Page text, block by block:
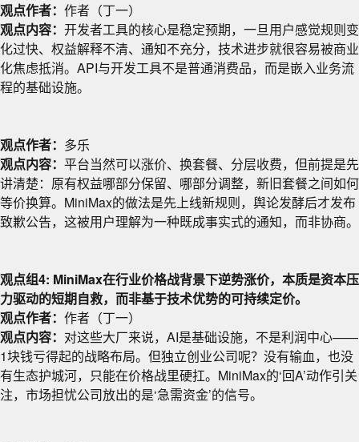
观点作者： 作者（丁一）
观点内容： 开发者工具的核心是稳定预期，一旦用户感觉规则变
化过快、权益解释不清、通知不充分，技术进步就很容易被商业
化焦虑抵消。API与开发工具不是普通消费品，而是嵌入业务流
程的基础设施。
观点作者： 多乐
观点内容： 平台当然可以涨价、换套餐、分层收费，但前提是先
讲清楚：原有权益哪部分保留、哪部分调整，新旧套餐之间如何
等价换算。MiniMax的做法是先上线新规则，舆论发酵后才发布
致歉公告，这被用户理解为一种既成事实式的通知，而非协商。
观点组4: MiniMax在行业价格战背景下逆势涨价，本质是资本压
力驱动的短期自救，而非基于技术优势的可持续定价。
观点作者： 作者（丁一）
观点内容： 对这些大厂来说，AI是基础设施，不是利润中心——
1块钱亏得起的战略布局。但独立创业公司呢？没有输血，也没
有生态护城河，只能在价格战里硬扛。MiniMax的‘回A’动作引关
注，市场担忧公司放出的是‘急需资金’的信号。